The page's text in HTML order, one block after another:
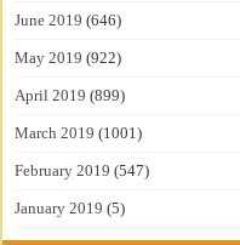
June 2019 (646)
May 2019 (922)
April 2019 (899)
March 2019 (1001)
February 2019 (547)
January 2019 (5)